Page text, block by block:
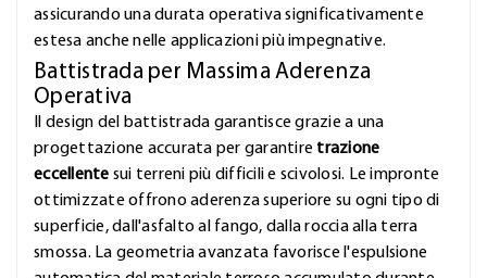
assicurando una durata operativa significativamente
estesa anche nelle applicazioni più impegnative.
Battistrada per Massima Aderenza
Operativa
Il design del battistrada garantisce grazie a una
progettazione accurata per garantire trazione
eccellente sui terreni più difficili e scivolosi. Le impronte
ottimizzate offrono aderenza superiore su ogni tipo di
superficie, dall'asfalto al fango, dalla roccia alla terra
smossa. La geometria avanzata favorisce l'espulsione